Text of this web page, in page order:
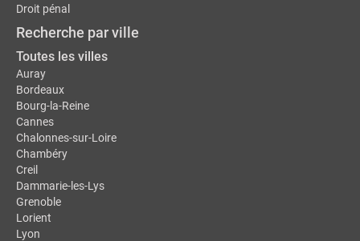
Droit pénal
Recherche par ville
Toutes les villes
Auray
Bordeaux
Bourg-la-Reine
Cannes
Chalonnes-sur-Loire
Chambéry
Creil
Dammarie-les-Lys
Grenoble
Lorient
Lyon